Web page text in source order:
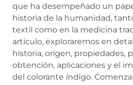
que ha desempeñado un
historia de la humanidad,
textil como en la medicina
artículo, exploraremos en
historia, origen, propiedades,
obtención, aplicaciones y el
del colorante índigo.